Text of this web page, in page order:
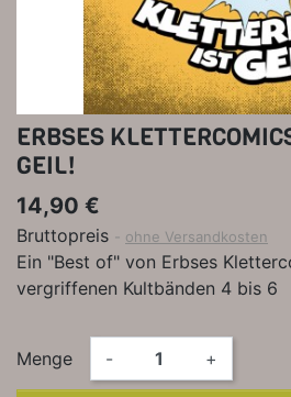
ERBSES
GEIL!
14,90 €
Bruttopreis ohne Versandkosten
Ein "Best of" von Erbses
vergriffenen Kultbänden 4 bis 6
Menge - +